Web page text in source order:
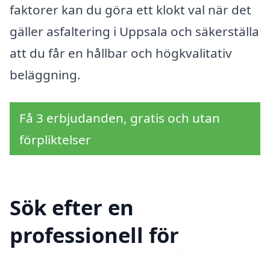
faktorer kan du göra ett klokt val när det
gäller asfaltering i Uppsala och säkerställa
att du får en hållbar och högkvalitativ
beläggning.
Få 3 erbjudanden, gratis och utan
förpliktelser
Sök efter en
professionell för